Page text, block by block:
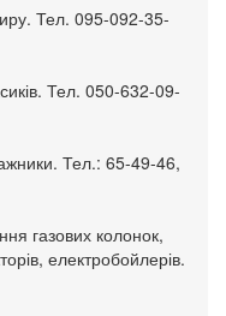
Тел. 095-092-35-
Тел. 050-632-09-
Тел.: 65-49-46,
газових колонок,
електробойлерів.